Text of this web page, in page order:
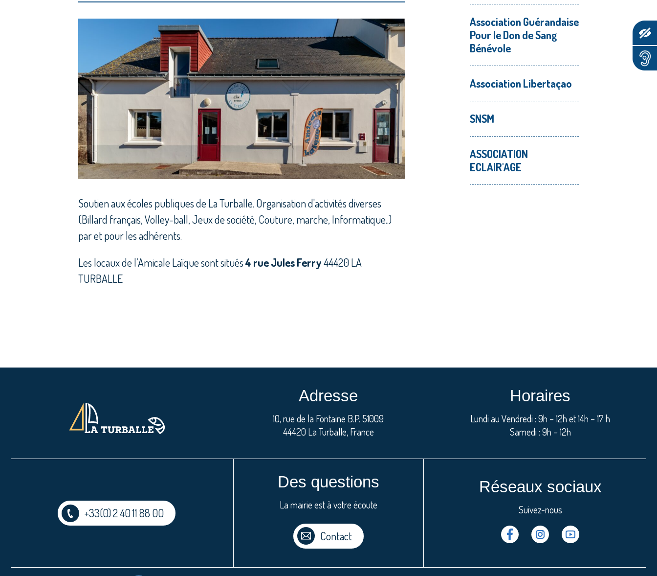
Soutien aux écoles publiques de La Turballe. Organisation d'activités diverses
(Billard français, Volley-ball, Jeux de société, Couture, marche, Informatique..)
par et pour les adhérents.
Les locaux de l’Amicale Laïque sont situés4 rue Jules Ferry44420 LA
TURBALLE
Association Guérandaise
Pour le Don de Sang
Bénévole
Association Libertaçao
SNSM
ASSOCIATION
ECLAIR'AGE
Adresse
10, rue de la Fontaine B.P. 51009
44420 La Turballe, France
Horaires
Lundi au Vendredi : 9h – 12h et 14h – 17 h
Samedi : 9h – 12h
+33(0) 2 40 11 88 00
Des questions
La mairie est à votre écoute
Contact
Réseaux sociaux
Suivez-nous
Facebook Instragram